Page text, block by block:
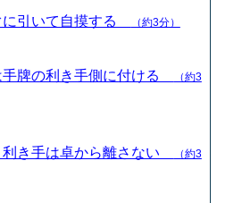
に引いて自摸する （約3分）
手牌の利き手側に付ける
（約3
利き手は卓から離さない
（約3